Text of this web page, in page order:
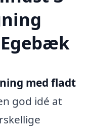
med fladt
god idé at